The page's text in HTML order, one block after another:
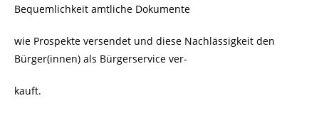
Bequemlichkeit amtliche Dokumente
wie Prospekte versendet und diese Nachlässigkeit den
Bürger(innen) als Bürgerservice ver-
kauft.